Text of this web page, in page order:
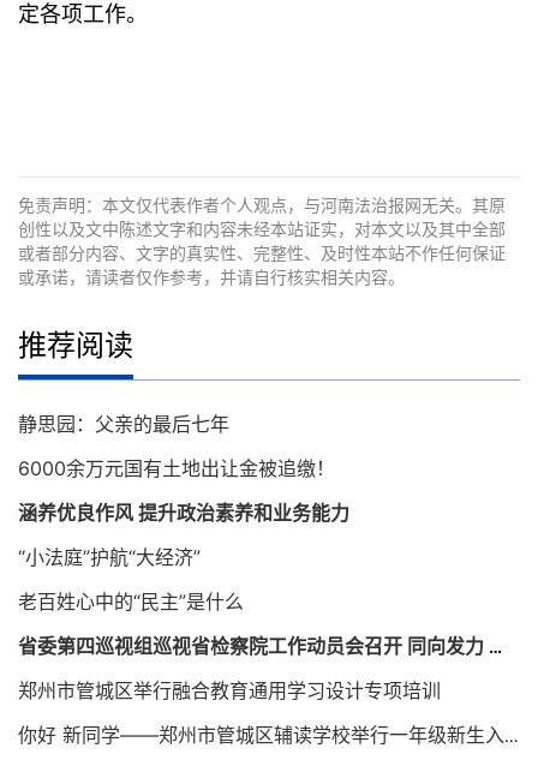
定各项工作。
免责声明：本文仅代表作者个人观点，与河南法治报网无关。其原
创性以及文中陈述文字和内容未经本站证实，对本文以及其中全部
或者部分内容、文字的真实性、完整性、及时性本站不作任何保证
或承诺，请读者仅作参考，并请自行核实相关内容。
推荐阅读
静思园：父亲的最后七年
6000余万元国有土地出让金被追缴！
涵养优良作风 提升政治素养和业务能力
“小法庭”护航“大经济”
老百姓心中的“民主”是什么
省委第四巡视组巡视省检察院工作动员会召开 同向发力 确保巡视取得实效
郑州市管城区举行融合教育通用学习设计专项培训
你好 新同学——郑州市管城区辅读学校举行一年级新生入学仪式